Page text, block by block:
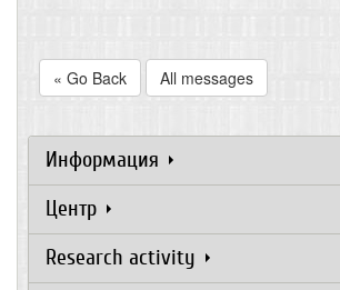
« Go Back All messages
Информация
Центр
Research activity